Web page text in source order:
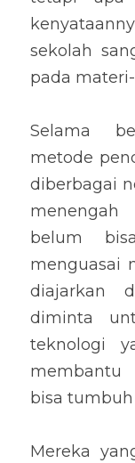
sekolah
pada
Selama
metode
diberbagai
belum
menguasai
diajarkan
diminta
teknologi
membantu
bisa
Mereka